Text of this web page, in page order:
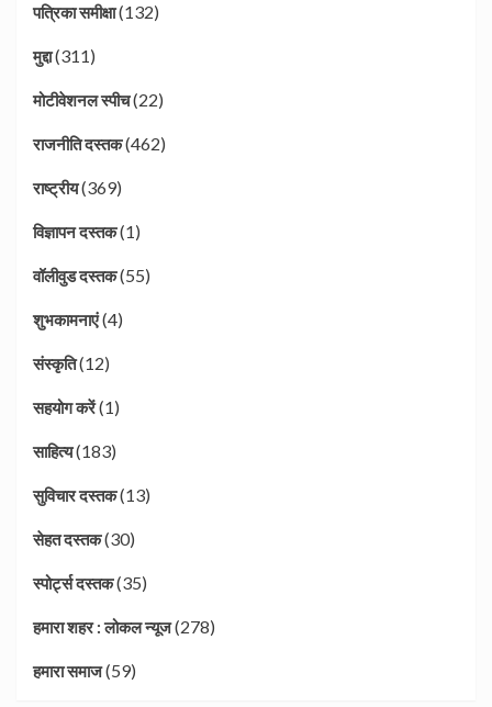
पत्रिका समीक्षा(132)
मुद्दा(311)
मोटीवेशनल स्पीच(22)
राजनीति दस्तक(462)
राष्ट्रीय(369)
विज्ञापन दस्तक(1)
वॉलीवुड दस्तक(55)
शुभकामनाएं(4)
संस्कृति(12)
सहयोग करें(1)
साहित्य(183)
सुविचार दस्तक(13)
सेहत दस्तक(30)
स्पोर्ट्स दस्तक(35)
हमारा शहर : लोकल न्यूज(278)
हमारा समाज(59)